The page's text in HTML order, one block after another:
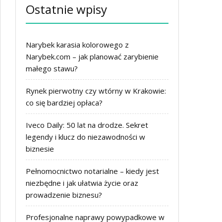
Ostatnie wpisy
Narybek karasia kolorowego z
Narybek.com – jak planować zarybienie
małego stawu?
Rynek pierwotny czy wtórny w Krakowie:
co się bardziej opłaca?
Iveco Daily: 50 lat na drodze. Sekret
legendy i klucz do niezawodności w
biznesie
Pełnomocnictwo notarialne – kiedy jest
niezbędne i jak ułatwia życie oraz
prowadzenie biznesu?
Profesjonalne naprawy powypadkowe w